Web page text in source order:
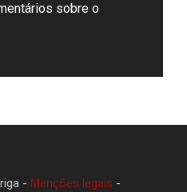
sobre o
- Menções legais -